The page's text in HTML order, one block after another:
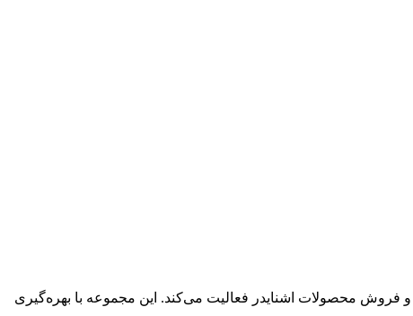
و فروش محصولات اشنایدر فعالیت می‌کند. این مجموعه با بهره‌گیری